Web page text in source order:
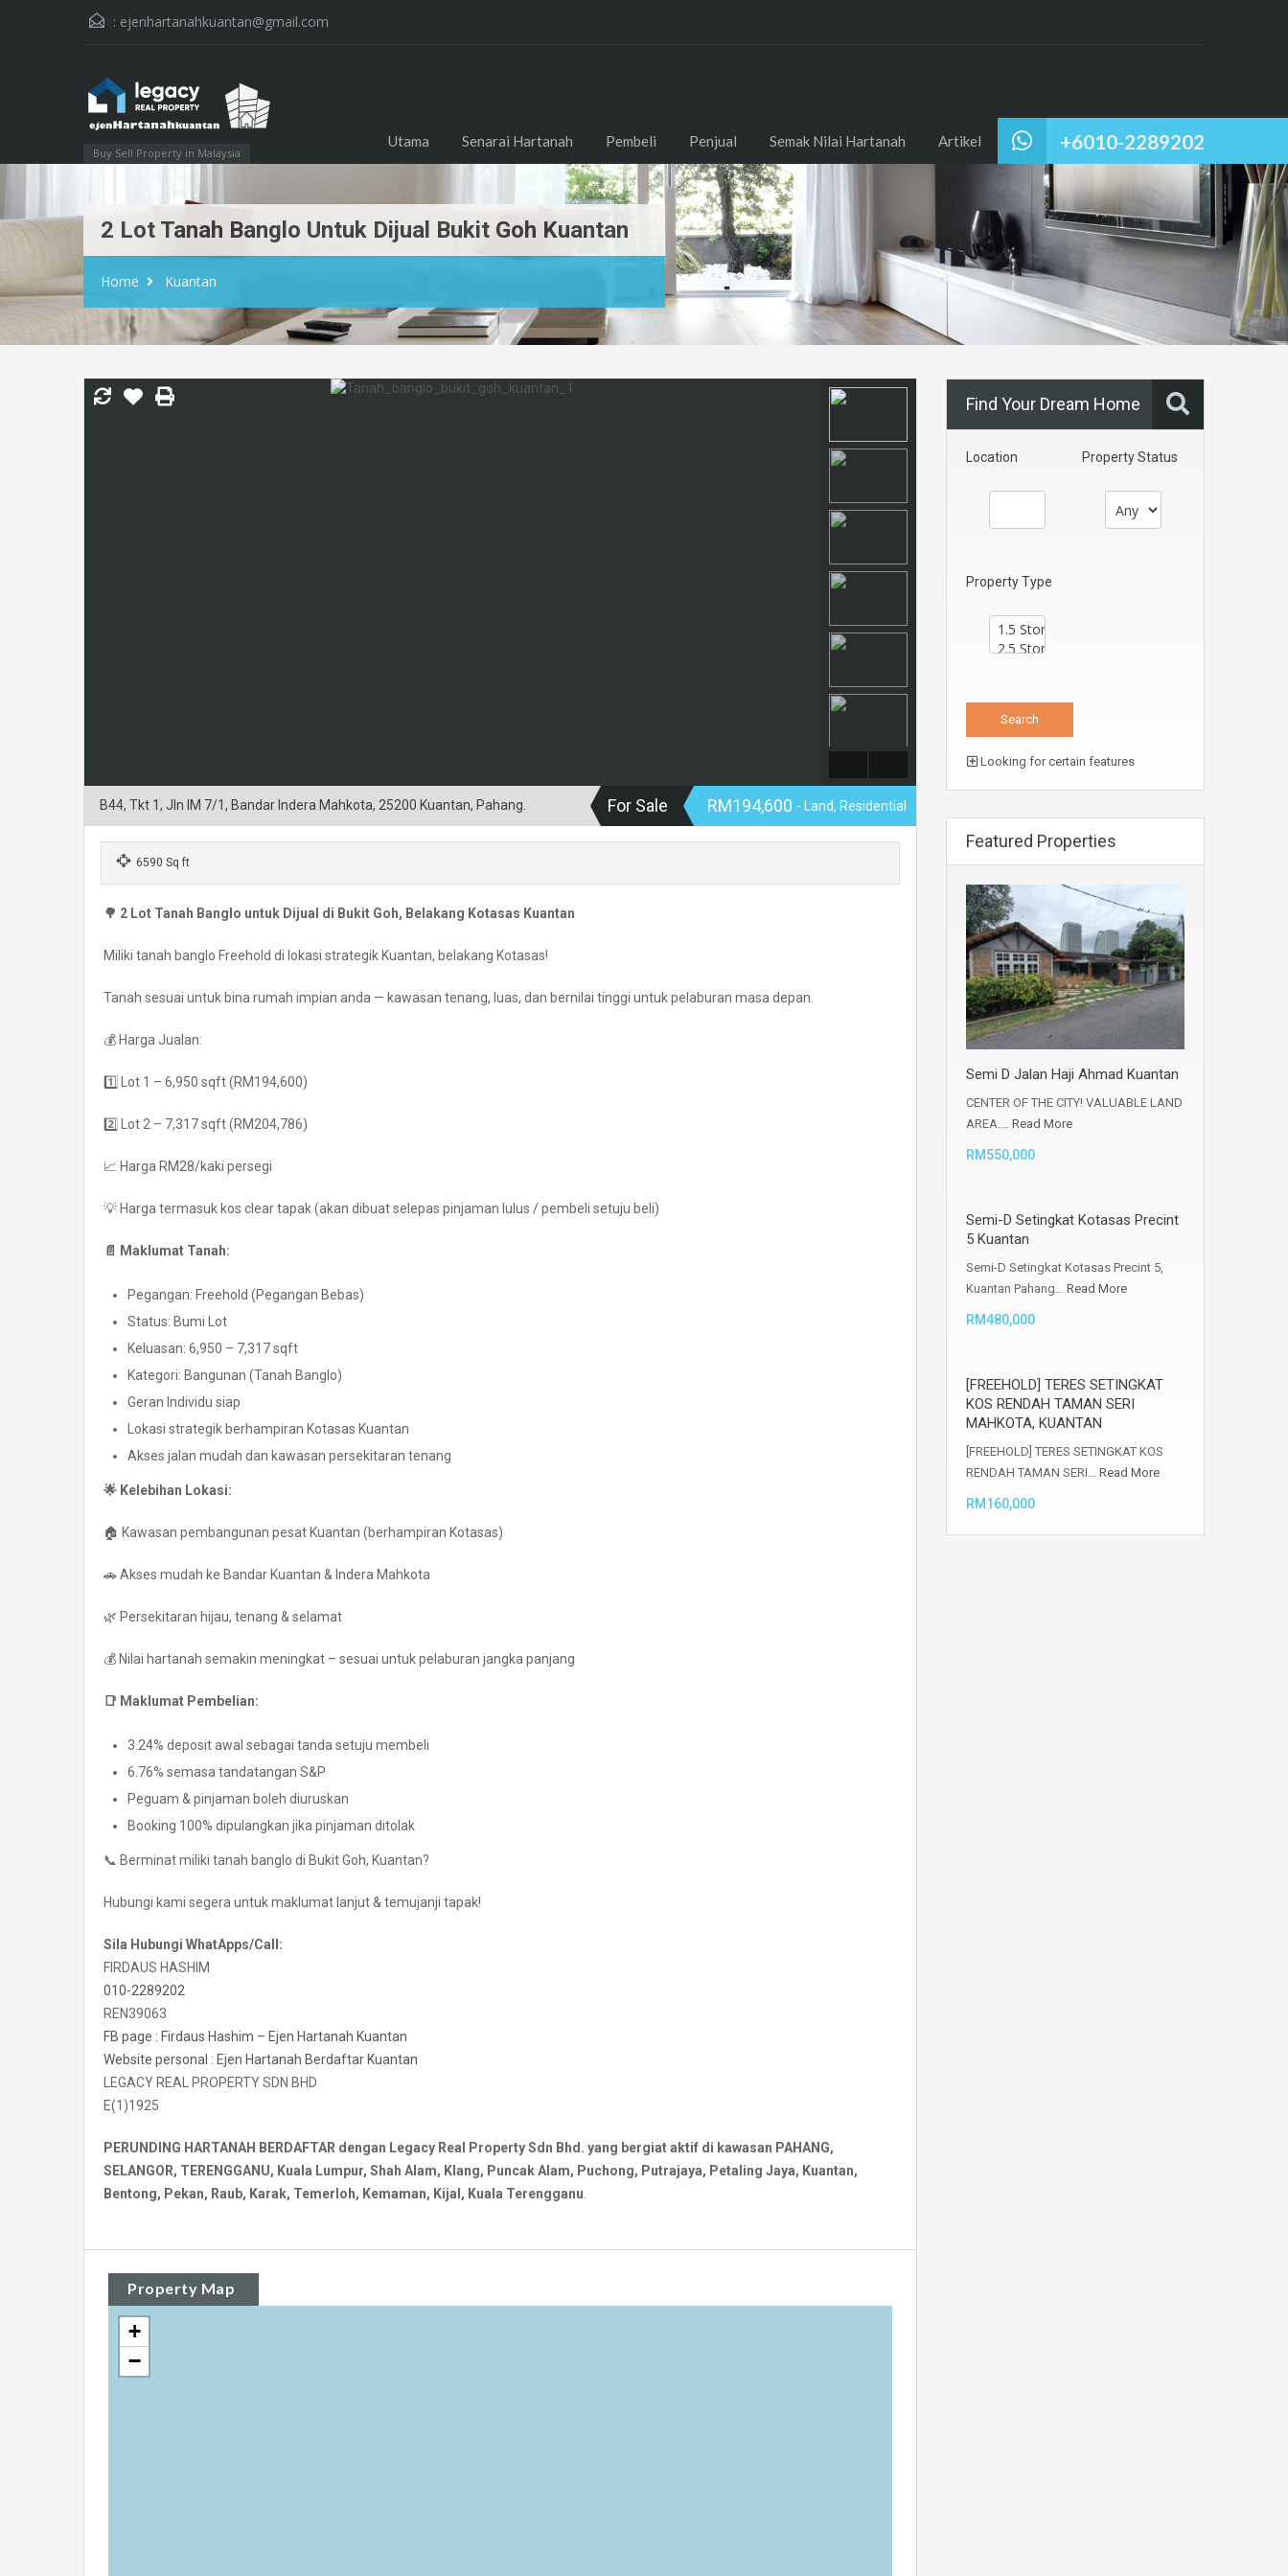
: ejenhartanahkuantan@gmail.com
Buy Sell Property in Malaysia +6010-2289202
Utama Senarai Hartanah Pembeli Penjual Semak Nilai Hartanah Artikel
2 Lot Tanah Banglo Untuk Dijual Bukit Goh Kuantan
Home Kuantan
B44, Tkt 1, Jln IM 7/1, Bandar Indera Mahkota, 25200 Kuantan, Pahang. For Sale RM194,600 - Land, Residential
6590 Sq ft
🌳 2 Lot Tanah Banglo untuk Dijual di Bukit Goh, Belakang Kotasas Kuantan
Miliki tanah banglo Freehold di lokasi strategik Kuantan, belakang Kotasas!
Tanah sesuai untuk bina rumah impian anda — kawasan tenang, luas, dan bernilai tinggi untuk pelaburan masa depan.
💰 Harga Jualan:
1️⃣ Lot 1 – 6,950 sqft (RM194,600)
2️⃣ Lot 2 – 7,317 sqft (RM204,786)
📈 Harga RM28/kaki persegi
💡 Harga termasuk kos clear tapak (akan dibuat selepas pinjaman lulus / pembeli setuju beli)
📄 Maklumat Tanah:
Pegangan: Freehold (Pegangan Bebas)
Status: Bumi Lot
Keluasan: 6,950 – 7,317 sqft
Kategori: Bangunan (Tanah Banglo)
Geran Individu siap
Lokasi strategik berhampiran Kotasas Kuantan
Akses jalan mudah dan kawasan persekitaran tenang
🌟 Kelebihan Lokasi:
🏠 Kawasan pembangunan pesat Kuantan (berhampiran Kotasas)
🚗 Akses mudah ke Bandar Kuantan & Indera Mahkota
🌿 Persekitaran hijau, tenang & selamat
💰 Nilai hartanah semakin meningkat – sesuai untuk pelaburan jangka panjang
📑 Maklumat Pembelian:
3.24% deposit awal sebagai tanda setuju membeli
6.76% semasa tandatangan S&P
Peguam & pinjaman boleh diuruskan
Booking 100% dipulangkan jika pinjaman ditolak
📞 Berminat miliki tanah banglo di Bukit Goh, Kuantan?
Hubungi kami segera untuk maklumat lanjut & temujanji tapak!
Sila Hubungi WhatApps/Call:
FIRDAUS HASHIM
010-2289202
REN39063
FB page : Firdaus Hashim – Ejen Hartanah Kuantan
Website personal : Ejen Hartanah Berdaftar Kuantan
LEGACY REAL PROPERTY SDN BHD
E(1)1925
PERUNDING HARTANAH BERDAFTAR dengan Legacy Real Property Sdn Bhd. yang bergiat aktif di kawasan PAHANG,
SELANGOR, TERENGGANU, Kuala Lumpur, Shah Alam, Klang, Puncak Alam, Puchong, Putrajaya, Petaling Jaya, Kuantan,
Bentong, Pekan, Raub, Karak, Temerloh, Kemaman, Kijal, Kuala Terengganu.
Property Map
+
−
Find Your Dream Home
Location Property Status
Property Type
Looking for certain features
Featured Properties
Semi D Jalan Haji Ahmad Kuantan
CENTER OF THE CITY! VALUABLE LAND
AREA.… Read More
RM550,000
Semi-D Setingkat Kotasas Precint
5 Kuantan
Semi-D Setingkat Kotasas Precint 5,
Kuantan Pahang… Read More
RM480,000
[FREEHOLD] TERES SETINGKAT
KOS RENDAH TAMAN SERI
MAHKOTA, KUANTAN
[FREEHOLD] TERES SETINGKAT KOS
RENDAH TAMAN SERI… Read More
RM160,000